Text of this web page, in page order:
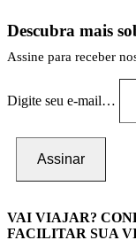
Descubra mais
Assine para receber
Digite seu e-mail…
Assinar
VAI VIAJAR?
FACILITAR SUA